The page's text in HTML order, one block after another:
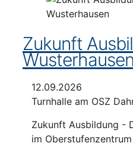
Zukunft
12.09.2026
Turnhalle am OSZ
Zukunft Ausbildung -
im